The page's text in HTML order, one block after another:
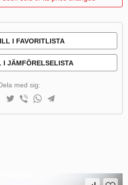
I FAVORITLISTA
I JÄMFÖRELSELISTA
med sig: